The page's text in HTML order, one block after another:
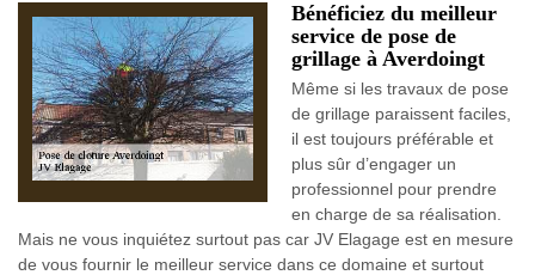
Bénéficiez du meilleur
service de pose de
grillage à Averdoingt
Même si les travaux de pose
de grillage paraissent faciles,
il est toujours préférable et
plus sûr d’engager un
professionnel pour prendre
en charge de sa réalisation.
Mais ne vous inquiétez surtout pas car JV Elagage est en mesure
de vous fournir le meilleur service dans ce domaine et surtout